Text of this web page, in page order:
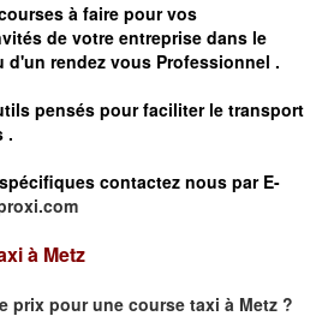
à faire pour vos
de votre entreprise dans le
d'un rendez vous Professionnel .
pensés pour faciliter letransport
.
contactez nous par E-
à Metz
prix pour une course taxi à Metz ?